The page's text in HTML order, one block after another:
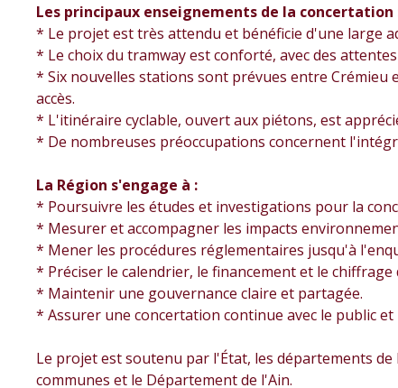
Les principaux enseignements de la concertation
* Le projet est très attendu et bénéficie d'une large
* Le choix du tramway est conforté, avec des
* Six nouvelles stations sont prévues entre
accès.
* L'itinéraire cyclable, ouvert aux piétons, est
* De nombreuses préoccupations concernent
La Région s'engage à :
* Poursuivre les études et investigations pour la
* Mesurer et accompagner les impacts
* Mener les procédures réglementaires jusqu'à
* Préciser le calendrier, le financement et le chiffrage
* Maintenir une gouvernance claire et partagée.
* Assurer une concertation continue avec le public et
Le projet est soutenu par l'État, les départements
communes et le Département de l'Ain.